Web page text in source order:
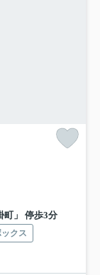
町」 停歩3分
クス